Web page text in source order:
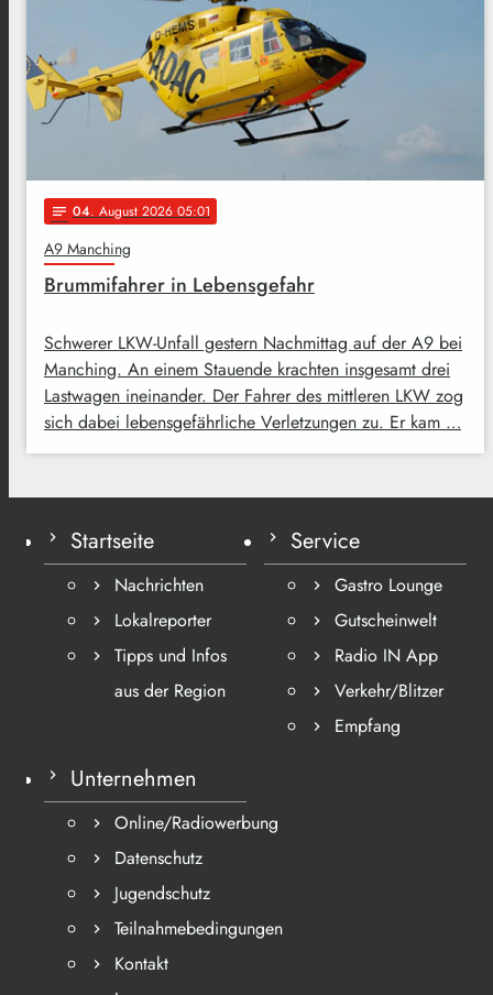
notes 04. August 2026 05:01
A9 Manching
Brummifahrer in Lebensgefahr
Schwerer LKW-Unfall gestern Nachmittag auf der A9 bei
Manching. An einem Stauende krachten insgesamt drei
Lastwagen ineinander. Der Fahrer des mittleren LKW zog
sich dabei lebensgefährliche Verletzungen zu. Er kam …
Startseite
Nachrichten
Lokalreporter
Tipps und Infos
aus der Region
Service
Gastro Lounge
Gutscheinwelt
Radio IN App
Verkehr/Blitzer
Empfang
Unternehmen
Online/Radiowerbung
Datenschutz
Jugendschutz
Teilnahmebedingungen
Kontakt